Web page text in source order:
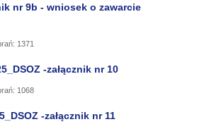
nr 9b - wniosek o zawarcie
1371
-załącznik nr 10
1068
-załącznik nr 11